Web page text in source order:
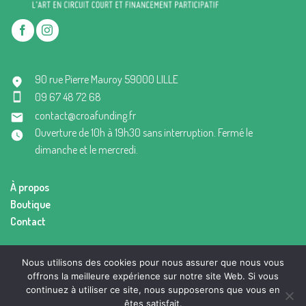
90 rue Pierre Mauroy 59000 LILLE
09 67 48 72 68
contact@croafunding.fr
Ouverture de 10h à 19h30 sans interruption. Fermé le
dimanche et le mercredi.
À propos
Boutique
Contact
Mentions légales
Conditions générales de vente
Nous utilisons des cookies pour nous assurer que nous vous
offrons la meilleure expérience sur notre site Web. Si vous
continuez à utiliser ce site, nous supposerons que vous en
êtes satisfait.